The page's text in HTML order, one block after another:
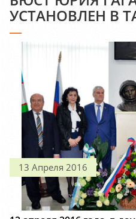
УСТАНОВЛЕН В
13 Апреля 2016